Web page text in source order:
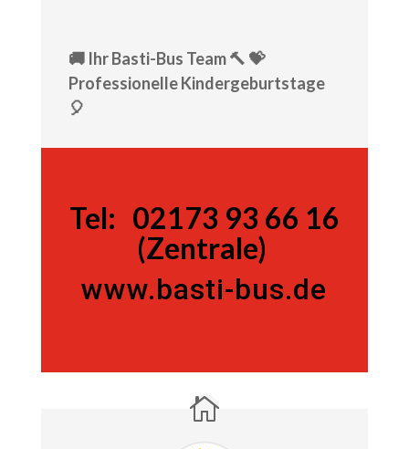
🚚 Ihr Basti-Bus Team 🔨 💝
Professionelle Kindergeburtstage
🎈
Tel: 02173 93 66 16
(Zentrale)
www.basti-bus.de